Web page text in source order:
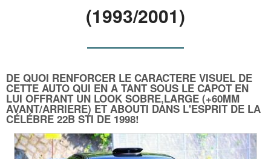
(1993/2001)
DE QUOI RENFORCER LE CARACTERE VISUEL DE
CETTE AUTO QUI EN A TANT SOUS LE CAPOT EN
LUI OFFRANT UN LOOK SOBRE,LARGE (+60MM
AVANT/ARRIERE) ET ABOUTI DANS L'ESPRIT DE LA
CÉLÉBRE 22B STI DE 1998!